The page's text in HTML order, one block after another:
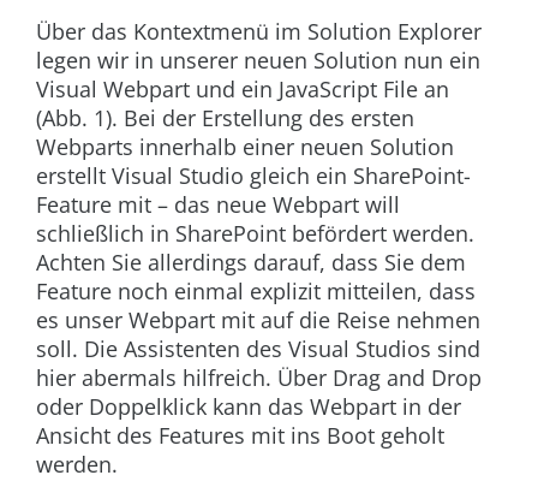
Über das Kontextmenü im Solution Explorer
legen wir in unserer neuen Solution nun ein
Visual Webpart und ein JavaScript File an
(Abb. 1). Bei der Erstellung des ersten
Webparts innerhalb einer neuen Solution
erstellt Visual Studio gleich ein SharePoint-
Feature mit – das neue Webpart will
schließlich in SharePoint befördert werden.
Achten Sie allerdings darauf, dass Sie dem
Feature noch einmal explizit mitteilen, dass
es unser Webpart mit auf die Reise nehmen
soll. Die Assistenten des Visual Studios sind
hier abermals hilfreich. Über Drag and Drop
oder Doppelklick kann das Webpart in der
Ansicht des Features mit ins Boot geholt
werden.